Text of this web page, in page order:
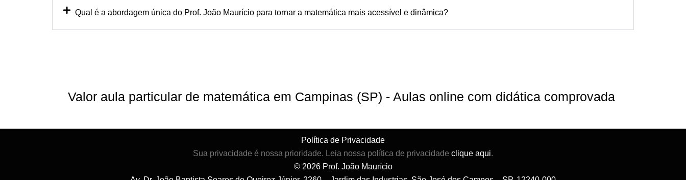
Qual é a abordagem única do Prof. João Maurício para tornar a matemática mais acessível e dinâmica?
Valor aula particular de matemática em Campinas (SP) - Aulas online com didática comprovada
Política de Privacidade
Sua privacidade é nossa prioridade. Leia nossa política de privacidade clique aqui.
© 2026 Prof. João Maurício